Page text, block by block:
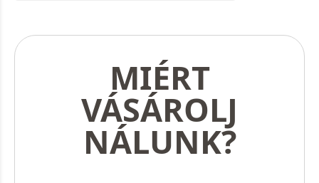
MIÉRT
VÁSÁROLJ
NÁLUNK?